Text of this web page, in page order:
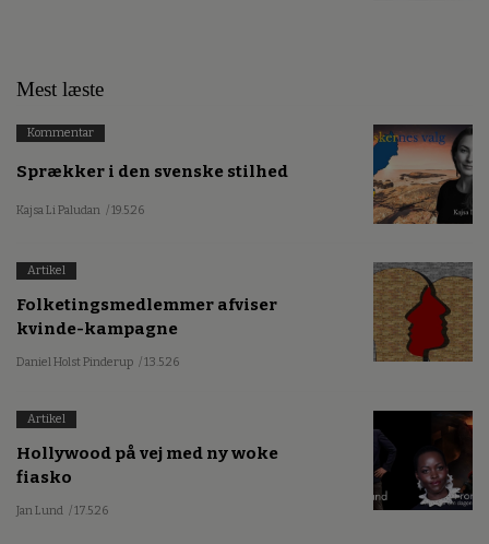
Mest læste
Kommentar
Sprækker i den svenske stilhed
Kajsa Li Paludan / 19.5.26
Artikel
Folketingsmedlemmer afviser
kvinde-kampagne
Daniel Holst Pinderup / 13.5.26
Artikel
Hollywood på vej med ny woke
fiasko
Jan Lund / 17.5.26